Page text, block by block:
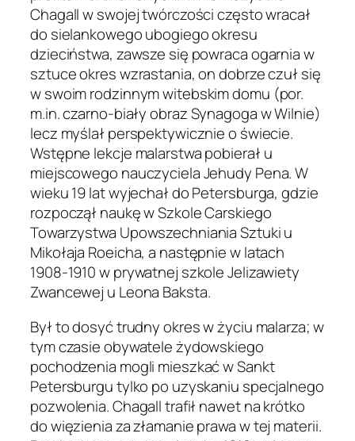
Chagall w swojej twórczości często wracał
do sielankowego ubogiego okresu
dzieciństwa, zawsze się powraca ogarnia w
sztuce okres wzrastania, on dobrze czuł się
w swoim rodzinnym witebskim domu (por.
m.in. czarno-biały obrazSynagoga w Wilnie)
lecz myślał perspektywicznie o świecie.
Wstępne lekcje malarstwa pobierał u
miejscowego nauczyciela Jehudy Pena. W
wieku 19 lat wyjechał do Petersburga, gdzie
rozpoczął naukę w Szkole Carskiego
Towarzystwa Upowszechniania Sztuki u
Mikołaja Roeicha, a następnie w latach
1908-1910 w prywatnej szkole Jelizawiety
Zwancewej u Leona Baksta.
Był to dosyć trudny okres w życiu malarza; w
tym czasie obywatele żydowskiego
pochodzenia mogli mieszkać w Sankt
Petersburgu tylko po uzyskaniu specjalnego
pozwolenia. Chagall trafił nawet na krótko
do więzienia za złamanie prawa w tej materii.